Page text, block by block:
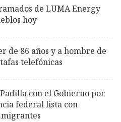
de LUMA Energy
hoy
de 86 años y a hombre de
telefónicas
con el Gobierno por
federal lista con